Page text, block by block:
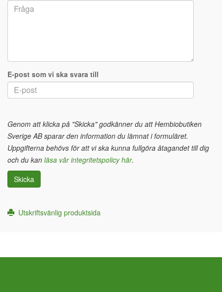
E-post som vi ska svara till
Genom att klicka på "Skicka" godkänner du att Hembiobutiken
Sverige AB sparar den information du lämnat i formuläret.
Uppgifterna behövs för att vi ska kunna fullgöra åtagandet till dig
och du kan läsa vår integritetspolicy här.
Skicka
Utskriftsvänlig produktsida